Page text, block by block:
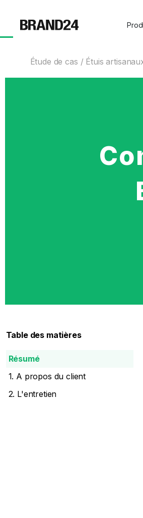
Table des matières
Résumé
1. A propos du client
2. L'entretien
Étude de cas Étuis